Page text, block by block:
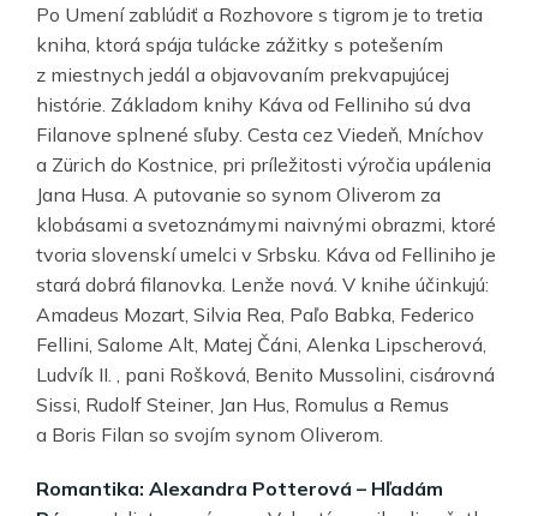
Po Umení zablúdiť a Rozhovore s tigrom je to tretia
kniha, ktorá spája tulácke zážitky s potešením
z miestnych jedál a objavovaním prekvapujúcej
histórie. Základom knihy Káva od Felliniho sú dva
Filanove splnené sľuby. Cesta cez Viedeň, Mníchov
a Zürich do Kostnice, pri príležitosti výročia upálenia
Jana Husa. A putovanie so synom Oliverom za
klobásami a svetoznámymi naivnými obrazmi, ktoré
tvoria slovenskí umelci v Srbsku. Káva od Felliniho je
stará dobrá filanovka. Lenže nová. V knihe účinkujú:
Amadeus Mozart, Silvia Rea, Paľo Babka, Federico
Fellini, Salome Alt, Matej Čáni, Alenka Lipscherová,
Ludvík II. , pani Rošková, Benito Mussolini, cisárovná
Sissi, Rudolf Steiner, Jan Hus, Romulus a Remus
a Boris Filan so svojím synom Oliverom.
Romantika: Alexandra Potterová – Hľadám